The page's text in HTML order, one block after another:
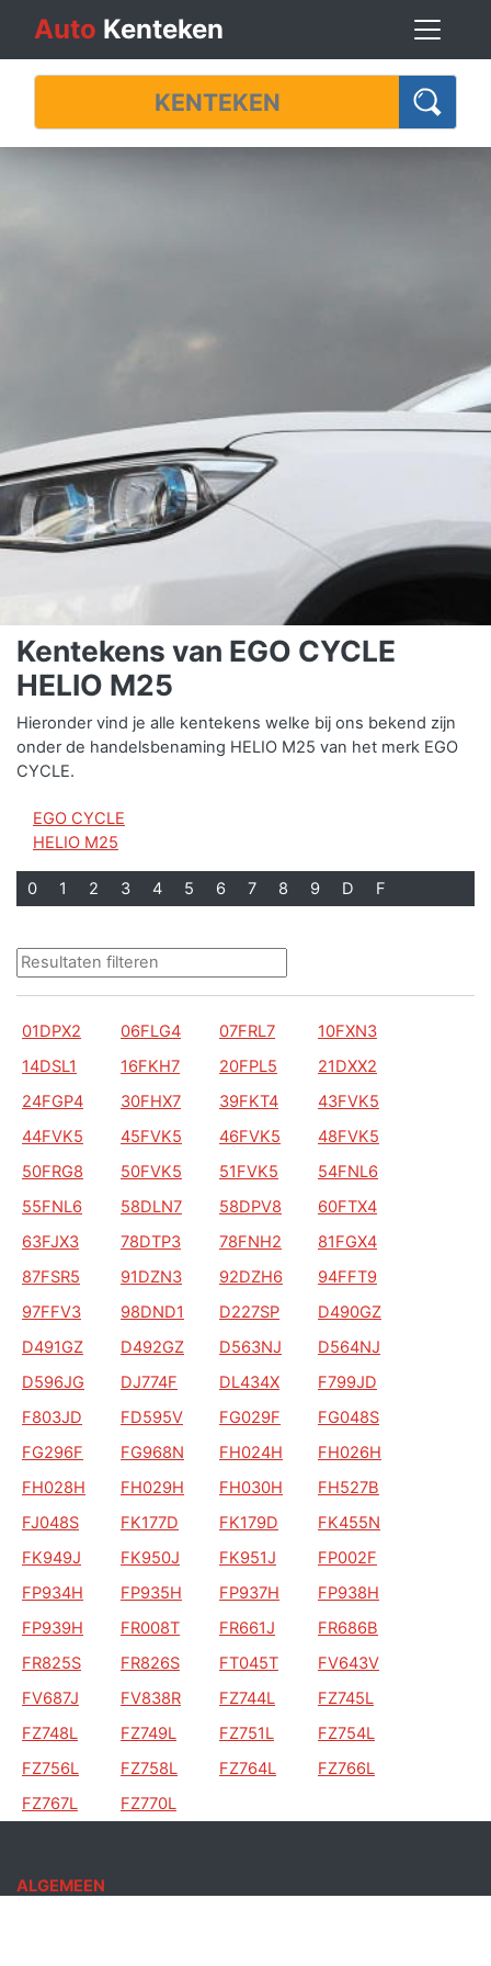
Auto Kenteken
Kentekens van EGO CYCLE
HELIO M25
Hieronder vind je alle kentekens welke bij ons bekend zijn
onder de handelsbenaming HELIO M25 van het merk EGO
CYCLE.
EGO CYCLE
HELIO M25
0 1 2 3 4 5 6 7 8 9 D F
01DPX2 06FLG4 07FRL7
10FXN3
14DSL1
16FKH7 20FPL5
21DXX2
24FGP4
30FHX7 39FKT4
43FVK5
44FVK5
45FVK5 46FVK5
48FVK5
50FRG8
50FVK5 51FVK5
54FNL6
55FNL6
58DLN7 58DPV8
60FTX4
63FJX3
78DTP3 78FNH2
81FGX4
87FSR5
91DZN3 92DZH6
94FFT9
97FFV3
98DND1 D227SP
D490GZ
D491GZ
D492GZ D563NJ
D564NJ
D596JG
DJ774F DL434X
F799JD
F803JD
FD595V FG029F
FG048S
FG296F
FG968N FH024H
FH026H
FH028H
FH029H FH030H
FH527B
FJ048S
FK177D FK179D
FK455N
FK949J
FK950J FK951J
FP002F
FP934H
FP935H FP937H
FP938H
FP939H
FR008T FR661J
FR686B
FR825S
FR826S FT045T
FV643V
FV687J
FV838R FZ744L
FZ745L
FZ748L
FZ749L FZ751L
FZ754L
FZ756L
FZ758L FZ764L
FZ766L
FZ767L
FZ770L
ALGEMEEN